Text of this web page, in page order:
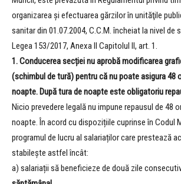
organizarea şi efectuarea gărzilor în unităţile
sanitar din 01.07.2004, C.C.M. încheiat la nivel de
Legea 153/2017, Anexa II Capitolul II, art. 1.
1. Conducerea secției nu aprobă modificarea
(schimbul de tură) pentru că nu poate asigura 48
noapte. După tura de noapte este obligatoriu
Nicio prevedere legală nu impune repausul de 48
noapte. În acord cu dispozițiile cuprinse în Codul
programul de lucru al salariaților care prestează
stabilește astfel încât:
a) salariații să beneficieze de două zile